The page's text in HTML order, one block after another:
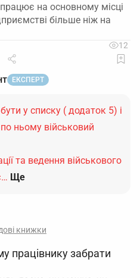
на основному місці
більше ніж на
12
ЕКСПЕРТ
у списку ( додаток 5) і
ньому військовий
та ведення військового
Ще
книжки
працівнику забрати